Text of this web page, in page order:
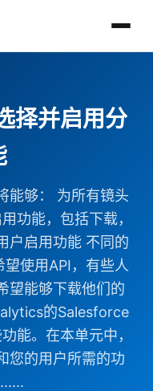
择并启用分
能够： 为所有镜头
功能，包括下载，
户启用功能 不同的
使用API​​，有些人
望能够下载他们的
的Salesforce
能。在本单元中，
您的用户所需的功